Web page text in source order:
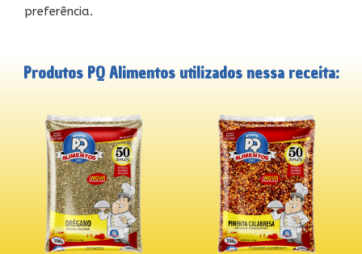
preferência.
Produtos PQ Alimentos utilizados nessa receita: